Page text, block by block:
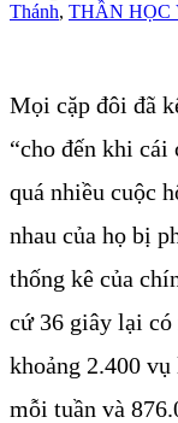
Thánh, THẦN HỌC
Mọi cặp đôi đã
“cho đến khi cái
quá nhiều cuộc
nhau của họ bị
thống kê của
cứ 36 giây lại
khoảng 2.400
mỗi tuần và